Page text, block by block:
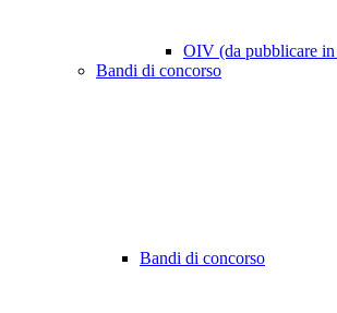
OIV (da pubblicare in
Bandi di concorso
Bandi di concorso